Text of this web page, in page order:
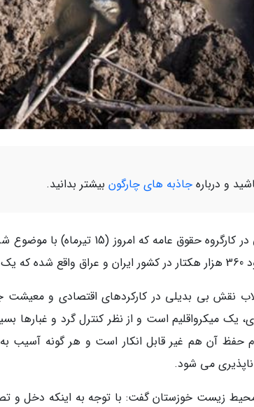
و درباره جاذبه های چارگون بیشتر بدانید.
محمدجواد اشرفی در کارگروه حقوق
است.
نقش بی بدیلی در کارکردهای اقتصادی و معیشت
یک میکرواقلیم است و از نظر کنترل گرد و غبارها
حفظ آن هم غیر قابل انکار است و هر گونه آسیب
ناپذیری می شود.
زیست خوزستان گفت: با توجه به اینکه دخل و